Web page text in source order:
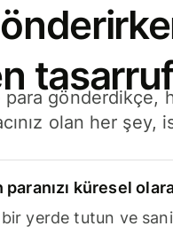
gönderdikçe,
olan her
küresel
yerde tutun ve